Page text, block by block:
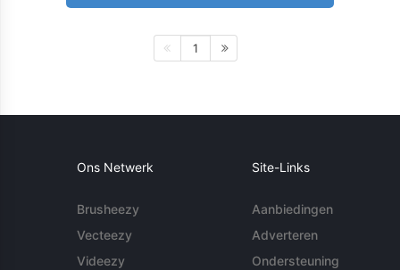
1
Ons Netwerk
Brusheezy
Vecteezy
Videezy
Site-Links
Aanbiedingen
Adverteren
Ondersteuning